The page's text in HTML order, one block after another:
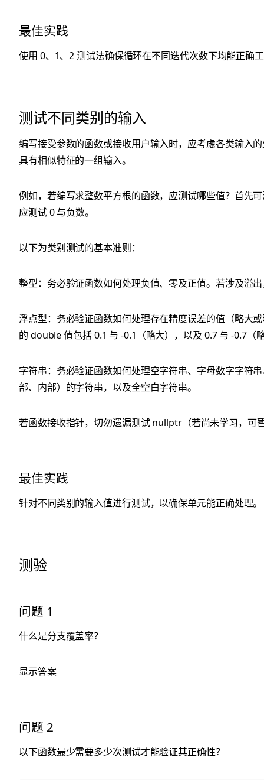
最佳实践
使用 0、1、2 测试法确保循环在不同迭代次数下均能正确
测试不同类别的输入
编写接受参数的函数或接收用户输入时，应考虑各类输入
具有相似特征的一组输入。
例如，若编写求整数平方根的函数，应测试哪些值？首先
应测试 0 与负数。
以下为类别测试的基本准则：
整型：务必验证函数如何处理负值、零及正值。若涉及溢
浮点型：务必验证函数如何处理存在精度误差的值（略大
的 double 值包括 0.1 与 -0.1（略大），以及 0.7 与 -0.7（
字符串：务必验证函数如何处理空字符串、字母数字字符
部、内部）的字符串，以及全空白字符串。
若函数接收指针，切勿遗漏测试 nullptr（若尚未学习，可
最佳实践
针对不同类别的输入值进行测试，以确保单元能正确处理。
测验
问题 1
什么是分支覆盖率？
显示答案
问题 2
以下函数最少需要多少次测试才能验证其正确性？